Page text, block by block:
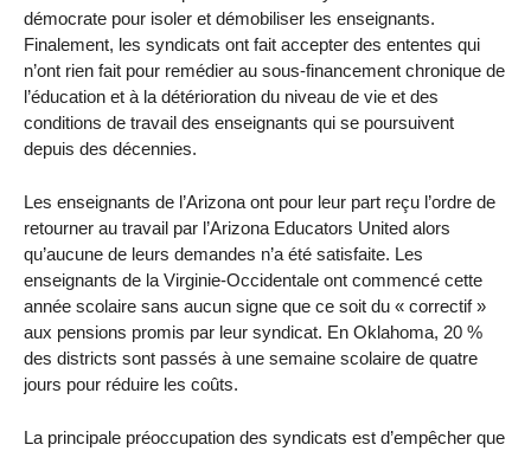
démocrate pour isoler et démobiliser les enseignants.
Finalement, les syndicats ont fait accepter des ententes qui
n’ont rien fait pour remédier au sous-financement chronique de
l’éducation et à la détérioration du niveau de vie et des
conditions de travail des enseignants qui se poursuivent
depuis des décennies.
Les enseignants de l’Arizona ont pour leur part reçu l’ordre de
retourner au travail par l’Arizona Educators United alors
qu’aucune de leurs demandes n’a été satisfaite. Les
enseignants de la Virginie-Occidentale ont commencé cette
année scolaire sans aucun signe que ce soit du « correctif »
aux pensions promis par leur syndicat. En Oklahoma, 20 %
des districts sont passés à une semaine scolaire de quatre
jours pour réduire les coûts.
La principale préoccupation des syndicats est d’empêcher que